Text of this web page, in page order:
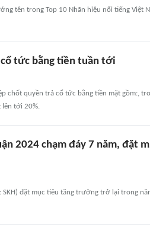
tên trong Top 10 Nhãn hiệu nổi tiếng Việt
tức bằng tiền tuần tới
chốt quyền trả cổ tức bằng tiền mặt gồm:,
lên tới 20%.
2024 chạm đáy 7 năm, đặt
SKH) đặt mục tiêu tăng trưởng trở lại trong